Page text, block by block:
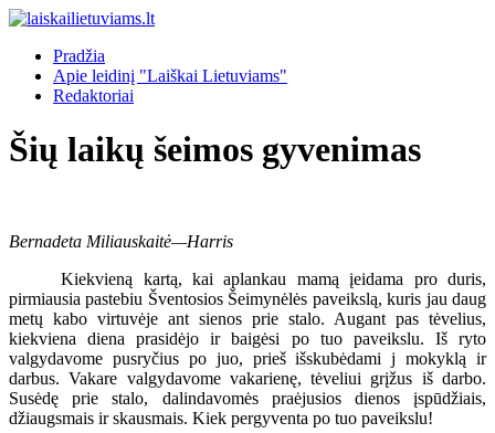
Pradžia
Apie leidinį "Laiškai Lietuviams"
Redaktoriai
Šių laikų šeimos gyvenimas
Bernadeta Miliauskaitė—Harris
Kiekvieną kartą, kai aplankau mamą įeidama pro duris,
pirmiausia pastebiu Šventosios Šeimynėlės paveikslą, kuris jau daug
metų kabo virtuvėje ant sienos prie stalo. Augant pas tėvelius,
kiekviena diena prasidėjo ir baigėsi po tuo paveikslu. Iš ryto
valgydavome pusryčius po juo, prieš išskubėdami j mokyklą ir
darbus. Vakare valgydavome vakarienę, tėveliui grįžus iš darbo.
Susėdę prie stalo, dalindavomės praėjusios dienos įspūdžiais,
džiaugsmais ir skausmais. Kiek pergyventa po tuo paveikslu!